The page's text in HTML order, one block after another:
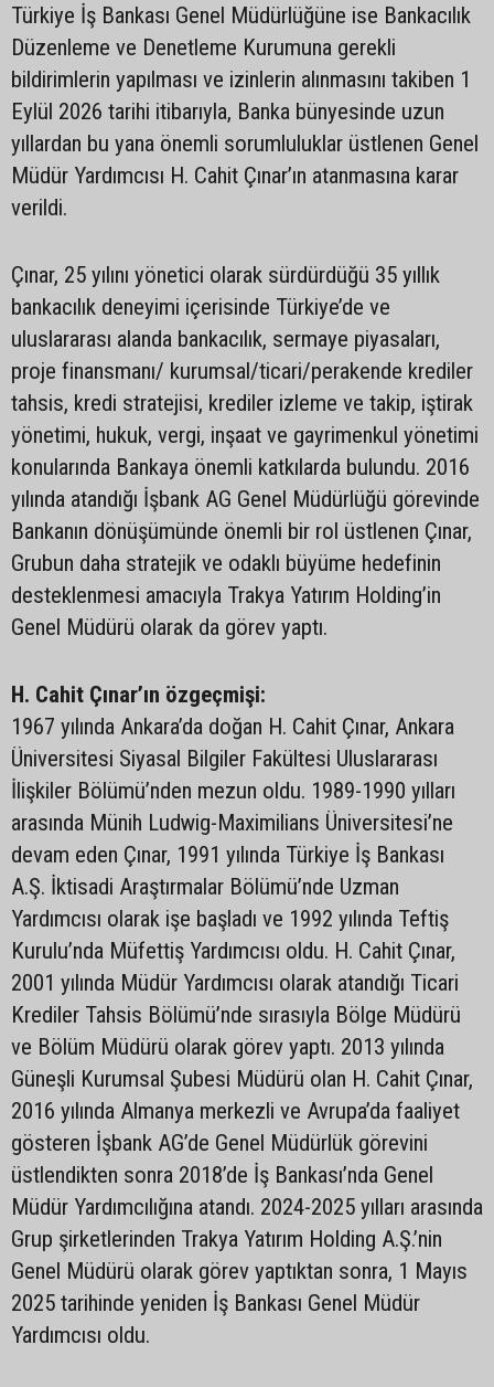
Türkiye İş Bankası Genel Müdürlüğüne ise Bankacılık
Düzenleme ve Denetleme Kurumuna gerekli
bildirimlerin yapılması ve izinlerin alınmasını takiben 1
Eylül 2026 tarihi itibarıyla, Banka bünyesinde uzun
yıllardan bu yana önemli sorumluluklar üstlenen Genel
Müdür Yardımcısı H. Cahit Çınar’ın atanmasına karar
verildi.
Çınar, 25 yılını yönetici olarak sürdürdüğü 35 yıllık
bankacılık deneyimi içerisinde Türkiye’de ve
uluslararası alanda bankacılık, sermaye piyasaları,
proje finansmanı/ kurumsal/ticari/perakende krediler
tahsis, kredi stratejisi, krediler izleme ve takip, iştirak
yönetimi, hukuk, vergi, inşaat ve gayrimenkul yönetimi
konularında Bankaya önemli katkılarda bulundu. 2016
yılında atandığı İşbank AG Genel Müdürlüğü görevinde
Bankanın dönüşümünde önemli bir rol üstlenen Çınar,
Grubun daha stratejik ve odaklı büyüme hedefinin
desteklenmesi amacıyla Trakya Yatırım Holding’in
Genel Müdürü olarak da görev yaptı.
H. Cahit Çınar’ın özgeçmişi:
1967 yılında Ankara’da doğan H. Cahit Çınar, Ankara
Üniversitesi Siyasal Bilgiler Fakültesi Uluslararası
İlişkiler Bölümü’nden mezun oldu. 1989-1990 yılları
arasında Münih Ludwig-Maximilians Üniversitesi’ne
devam eden Çınar, 1991 yılında Türkiye İş Bankası
A.Ş. İktisadi Araştırmalar Bölümü’nde Uzman
Yardımcısı olarak işe başladı ve 1992 yılında Teftiş
Kurulu’nda Müfettiş Yardımcısı oldu. H. Cahit Çınar,
2001 yılında Müdür Yardımcısı olarak atandığı Ticari
Krediler Tahsis Bölümü’nde sırasıyla Bölge Müdürü
ve Bölüm Müdürü olarak görev yaptı. 2013 yılında
Güneşli Kurumsal Şubesi Müdürü olan H. Cahit Çınar,
2016 yılında Almanya merkezli ve Avrupa’da faaliyet
gösteren İşbank AG’de Genel Müdürlük görevini
üstlendikten sonra 2018’de İş Bankası’nda Genel
Müdür Yardımcılığına atandı. 2024-2025 yılları arasında
Grup şirketlerinden Trakya Yatırım Holding A.Ş.’nin
Genel Müdürü olarak görev yaptıktan sonra, 1 Mayıs
2025 tarihinde yeniden İş Bankası Genel Müdür
Yardımcısı oldu.